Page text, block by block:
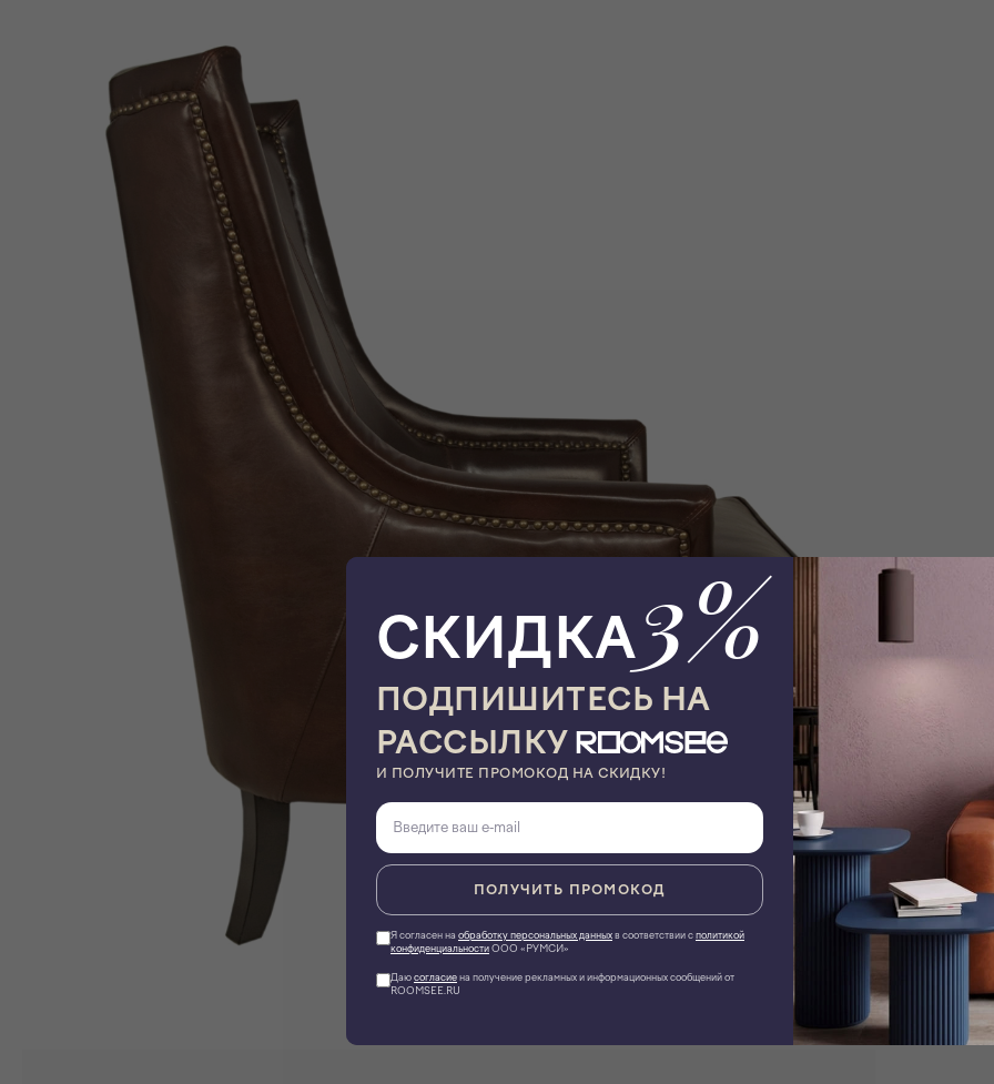
СКИДКА3%
ПОДПИШИТЕСЬ НА
РАССЫЛКУ
И ПОЛУЧИТЕ ПРОМОКОД НА СКИДКУ!
ПОЛУЧИТЬ ПРОМОКОД
Я согласен на обработку персональных данныхв соответствии сполитикой
конфиденциальностиООО «РУМСИ»
Даюсогласиена получение рекламных и информационных сообщений от
ROOMSEE.RU